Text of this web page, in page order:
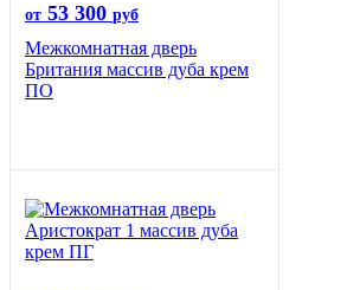
от 53 300 руб
Межкомнатная дверь
Британия массив дуба крем
ПО